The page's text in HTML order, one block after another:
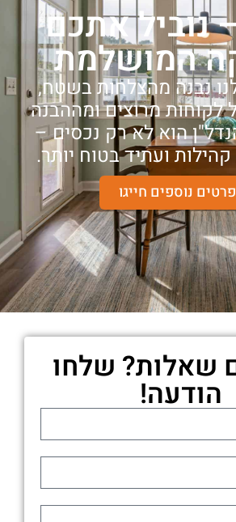
נוביל אתכם
המושלמת
נבנה מהצלחות בשטח,
מרוצים ומההבנה
הוא לא רק נכסים –
ועתיד בטוח יותר.
נוספים חייגו
שאלות? שלחו
הודעה!